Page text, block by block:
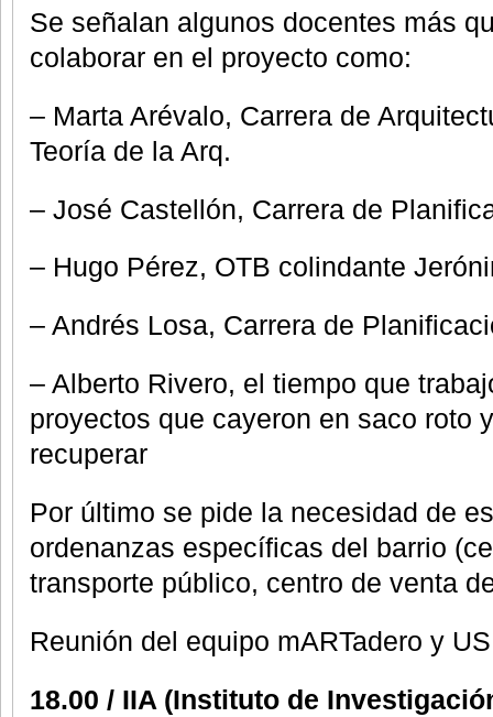
Se señalan algunos docentes más
colaborar en el proyecto como:
– Marta Arévalo, Carrera de
Teoría de la Arq.
– José Castellón, Carrera de
– Hugo Pérez, OTB colindante
– Andrés Losa, Carrera de
– Alberto Rivero, el tiempo que
proyectos que cayeron en saco roto
recuperar
Por último se pide la necesidad de
ordenanzas específicas del barrio
transporte público, centro de venta
Reunión del equipo mARTadero y US
18.00 / IIA (Instituto de